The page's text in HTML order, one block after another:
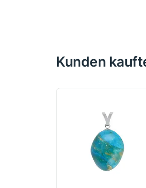
Kunden